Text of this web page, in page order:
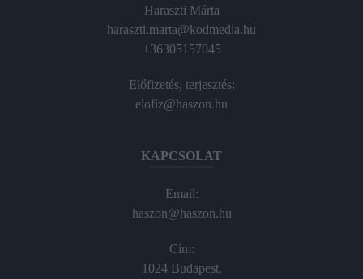
Haraszti Márta
haraszti.marta@kodmedia.hu
+36305157045
Előfizetés, terjesztés:
elofiz@haszon.hu
KAPCSOLAT
Email:
haszon@haszon.hu
Cím:
1024 Budapest,